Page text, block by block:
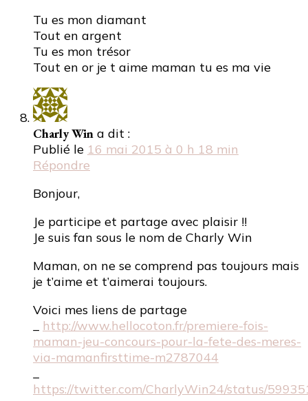
Tu es mon diamant
Tout en argent
Tu es mon trésor
Tout en or je t aime maman tu es ma vie
Charly Win a dit :
Publié le 16 mai 2015 à 0 h 18 min
Répondre
Bonjour,
Je participe et partage avec plaisir !!
Je suis fan sous le nom de Charly Win
Maman, on ne se comprend pas toujours mais
je t’aime et t’aimerai toujours.
Voici mes liens de partage
http://www.hellocoton.fr/premiere-fois-
maman-jeu-concours-pour-la-fete-des-meres-
via-mamanfirsttime-m2787044
https://twitter.com/CharlyWin24/status/